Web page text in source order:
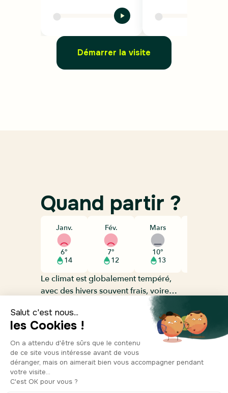
Démarrer la visite
Quand partir ?
Janv.
6°
14
Fév.
7°
12
Mars
10°
13
Le climat est globalement tempéré,
avec des hivers souvent frais, voire
froids, où les températures oscillent
généralement entre 0 et 8°C, et des
étés modérés autour de 20 à 26°C,
avec des épisodes de chaleur possibles
mais rarement prolongés; le printemps
et le début de l’automne représentent
les périodes les plus agréables pour
voyager, notamment de mai à juin et
Départ
Parking à